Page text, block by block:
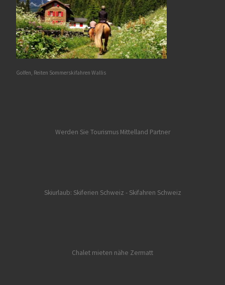
Golfen, Reiten Sommerskifahren Wallis
Werden Sie Tourismus Mittelland Partner
Skiurlaub: Skiferien Schweiz - Skifahren Schweiz
Chalet mieten nähe Zermatt